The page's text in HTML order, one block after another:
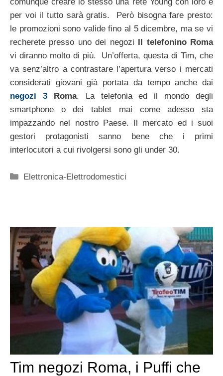
per voi il tutto sarà gratis. Però bisogna fare presto:
le promozioni sono valide fino al 5 dicembre, ma se vi
recherete presso uno dei negozi Il telefonino Roma
vi diranno molto di più. Un’offerta, questa di Tim, che
va senz’altro a contrastare l’apertura verso i mercati
considerati giovani già portata da tempo anche dai
negozi 3Roma. La telefonia ed il mondo degli
smartphone o dei tablet mai come adesso sta
impazzando nel nostro Paese. Il mercato ed i suoi
gestori protagonisti sanno bene che i primi
interlocutori a cui rivolgersi sono gli under 30.
Categorie
Elettronica-Elettrodomestici
Tim negozi Roma, i Puffi che